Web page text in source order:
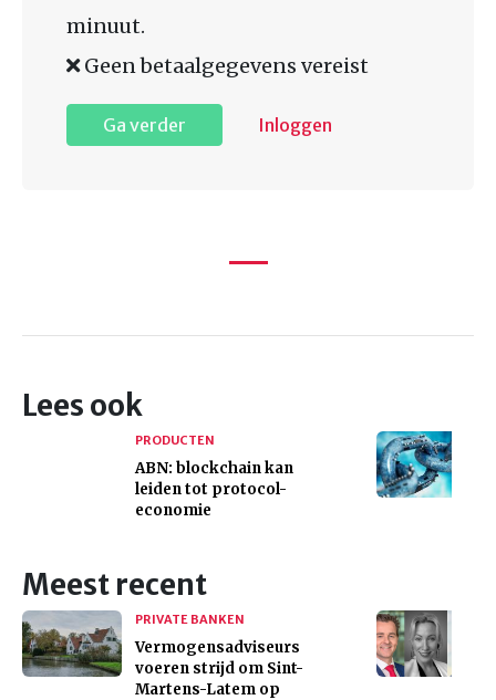
minuut.
Geen betaalgegevens vereist
Ga verder Inloggen
Lees ook
PRODUCTEN
ABN: blockchain kan
leiden tot protocol-
economie
Meest recent
PRIVATE BANKEN
Vermogensadviseurs
voeren strijd om Sint-
Martens-Latem op